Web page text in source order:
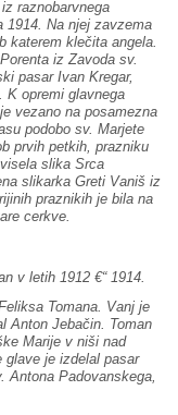
raznobarvnega
1914. Na njej zavzema
katerem klečita angela.
iz Zavoda sv.
pasar Ivan Kregar,
K opremi glavnega
vezano na posamezna
podobo sv. Marjete
prvih petkih, prazniku
slika Srca
slikarka Greti Vaniš iz
praznikih je bila na
cerkve.
v letih 1912 €“ 1914.
Tomana. Vanj je
Anton Jebačin. Toman
Marije v niši nad
glave je izdelal pasar
Antona Padovanskega,